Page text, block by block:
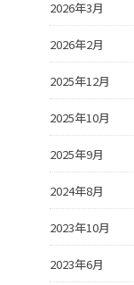
2026年3月
2026年2月
2025年12月
2025年10月
2025年9月
2024年8月
2023年10月
2023年6月